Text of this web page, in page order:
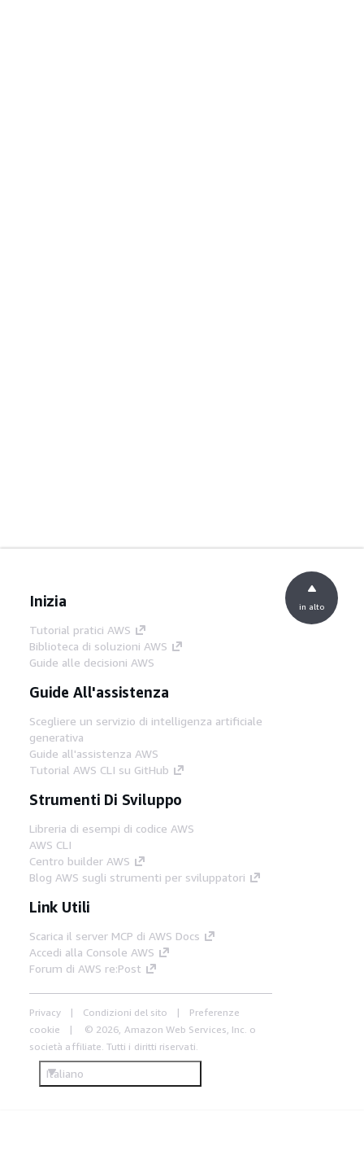
Inizia
Tutorial pratici AWS
Biblioteca di soluzioni AWS
Guide alle decisioni AWS
Guide All'assistenza
Scegliere un servizio di intelligenza artificiale
generativa
Guide all'assistenza AWS
Tutorial AWS CLI su GitHub
Strumenti Di Sviluppo
Libreria di esempi di codice AWS
AWS CLI
Centro builder AWS
Blog AWS sugli strumenti per sviluppatori
Link Utili
Scarica il server MCP di AWS Docs
Accedi alla Console AWS
Forum di AWS re:Post
Privacy Condizioni del sito
Preferenze
cookie
© 2026, Amazon Web Services, Inc. o
società affiliate. Tutti i diritti riservati.
Italiano
in alto